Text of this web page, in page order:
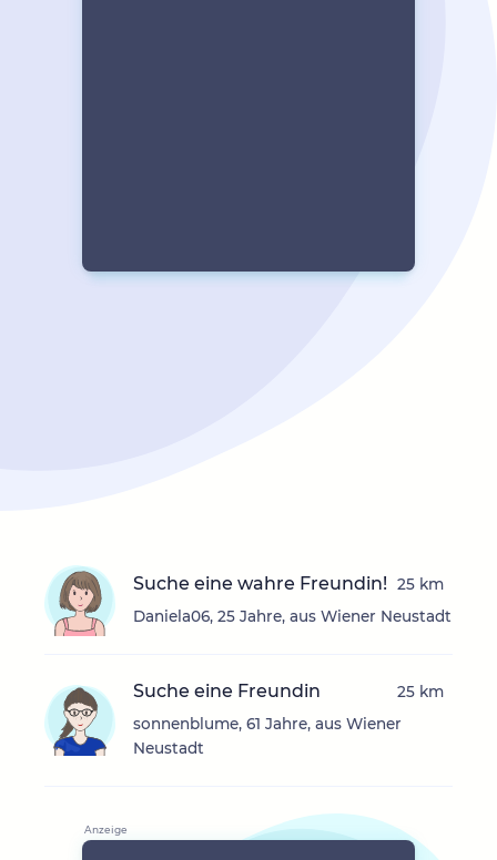
Suche eine wahre Freundin!
Daniela06, 25 Jahre, aus Wiener Neustadt
25 km
Suche eine Freundin
sonnenblume, 61 Jahre, aus Wiener
Neustadt
25 km